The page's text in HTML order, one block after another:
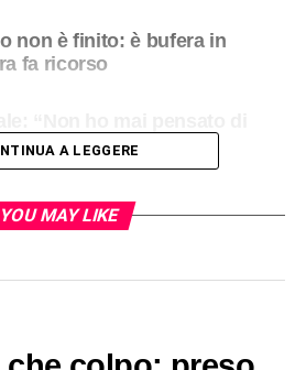
non è finito: è bufera in
fa ricorso
A LEGGERE
YOU MAY LIKE